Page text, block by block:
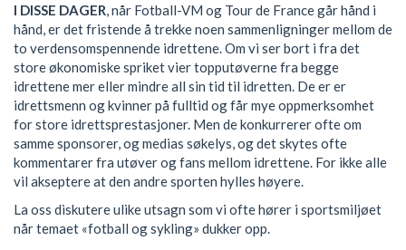
I DISSE DAGER , når Fotball-VM og Tour de France går hånd i
hånd, er det fristende å trekke noen sammenligninger mellom de
to verdensomspennende idrettene. Om vi ser bort i fra det
store økonomiske spriket vier topputøverne fra begge
idrettene mer eller mindre all sin tid til idretten. De er er
idrettsmenn og kvinner på fulltid og får mye oppmerksomhet
for store idrettsprestasjoner. Men de konkurrerer ofte om
samme sponsorer, og medias søkelys, og det skytes ofte
kommentarer fra utøver og fans mellom idrettene. For ikke alle
vil akseptere at den andre sporten hylles høyere.
La oss diskutere ulike utsagn som vi ofte hører i sportsmiljøet
når temaet «fotball og sykling» dukker opp.